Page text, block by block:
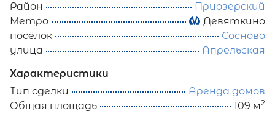
Район
Приозерский
Метро
Девяткино
посёлок
Сосново
улица
Апрельская
Характеристики
Тип сделки
Аренда домов
Общая площадь
109 м2